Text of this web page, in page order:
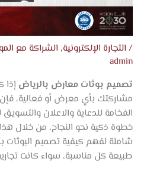
/ التجارة الإلكترونية, الشراكة مع
admin
تصميم بوثات معارض بالرياض إذا
مشاركتك بأي معرض أو فعالية، فإن
الفخامة للدعاية والاعلان
خطوة ذكية نحو النجاح، من خلال
شاملة لفهم كيفية تصميم
طبيعة كل مناسبة، سواء كانت